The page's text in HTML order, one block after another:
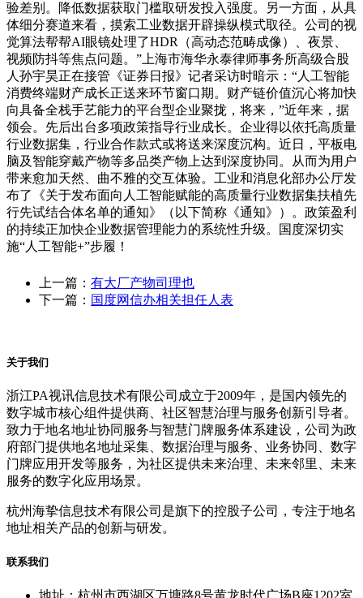
验差别。降低数据获取门槛取研发投入强度。另一方面，从具
体细分赛道来看，摸索工业数据开辟操纵模式取径。公司的视
觉算法帮帮AI眼镜处理了HDR（高动态范畴成像）、夜景、
视频防抖等焦点问题。”上海市海华永泰律师事务所高级合股
人孙宇昊正在接管《证券日报》记者采访时暗示：“人工智能
消费终端财产成长正送来环节窗口期。财产链价值沉心将加快
向具备全栈手艺能力的平台型企业聚拢，将来，”近年来，据
领会。先后出台多项政策指导行业成长。企业得以依托高质量
行业数据集，行业合作款式或将送来深度沉构。近日，平板电
脑及智能穿戴产物等多品类产物上达到深度协同。从而为用户
带来愈加天然、曲不雅的交互体验。工业和消息化部办公厅发
布了《关于发布面向人工智能赋能的高质量行业数据集扶植先
行先试结合体名单的通知》（以下简称《通知》）。政策盈利
的持续正加快企业数据管理能力的系统性升级。国度深切实
施“人工智能+”步履！
上一篇： 有大厂产物司理也
下一篇： 国度网信办相关担任人表
关于我们
浙江PA视讯信息技术有限公司成立于2009年，是国内领先的
数字城市核心组件提供商、社区智慧治理与服务创新引导者。
致力于地名地址协同服务与智慧门牌服务体系建设，公司为政
府部门提供地名地址采集、数据治理与服务、业务协同、数字
门牌应用开发等服务，为社区提供未来治理、未来邻里、未来
服务的数字化应用场景。
杭州海挚信息技术有限公司是旗下的控股子公司，专注于地名
地址相关产品的创新与研发。
联系我们